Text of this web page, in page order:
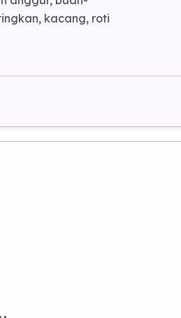
Simon.
dan mangkuk
anggur, buah-
kacang, roti